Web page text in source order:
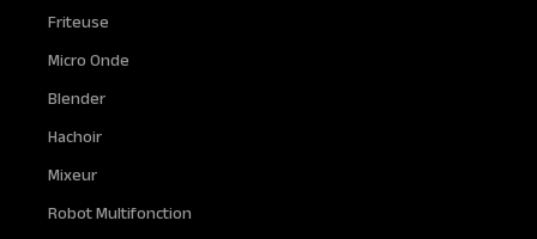
Friteuse
Micro Onde
Blender
Hachoir
Mixeur
Robot Multifonction